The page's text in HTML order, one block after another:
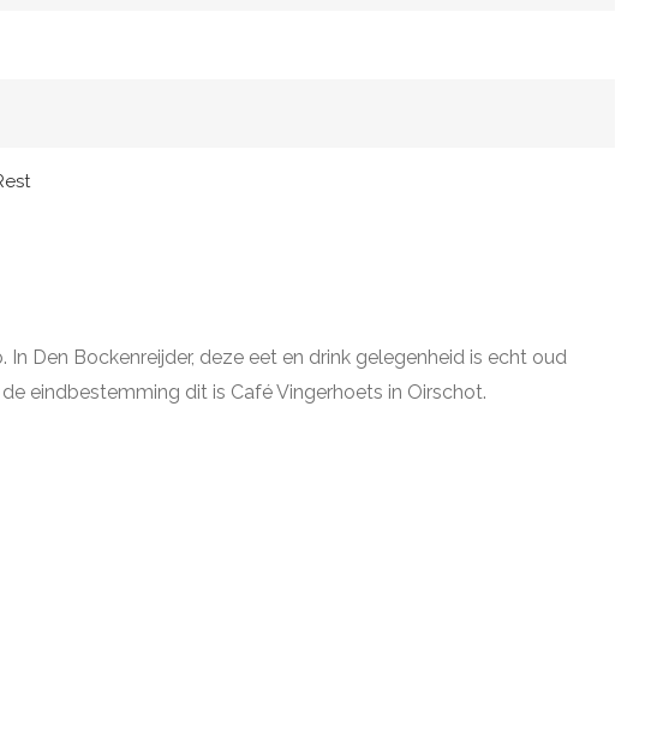
Den Bockenreijder, deze eet en drink gelegenheid is echt oud
eindbestemming dit is Café Vingerhoets in Oirschot.